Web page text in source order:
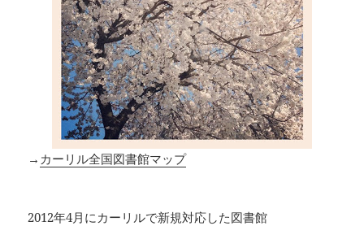
→ カーリル全国図書館マップ
2012年4月にカーリルで新規対応した図書館